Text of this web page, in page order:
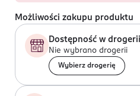
Możliwości zakupu produktu
Dostępność w drogerii
Nie wybrano drogerii
Wybierz drogerię